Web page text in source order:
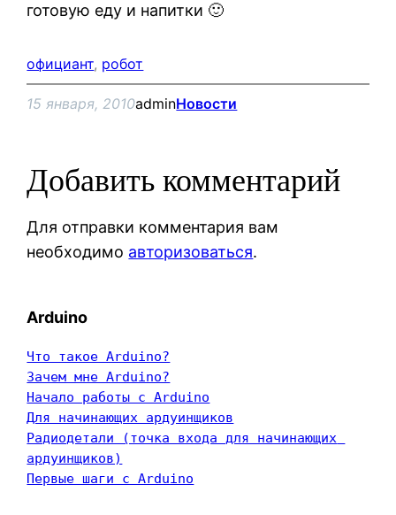
готовую еду и напитки 🙂
официант, робот
15 января, 2010adminНовости
Добавить комментарий
Для отправки комментария вам
необходимо авторизоваться.
Arduino
Что такое Arduino?
Зачем мне Arduino?
Начало работы с Arduino
Для начинающих ардуинщиков
Радиодетали (точка входа для начинающих
ардуинщиков)
Первые шаги с Arduino